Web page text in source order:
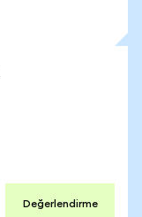
Değerlendirme